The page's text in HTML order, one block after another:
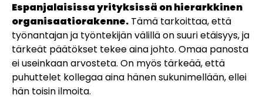
Espanjalaisissa yrityksissä on hierarkkinen
organisaatiorakenne. Tämä tarkoittaa, että
työnantajan ja työntekijän välillä on suuri etäisyys, ja
tärkeät päätökset tekee aina johto. Omaa panosta
ei useinkaan arvosteta. On myös tärkeää, että
puhuttelet kollegaa aina hänen sukunimellään, ellei
hän toisin ilmoita.